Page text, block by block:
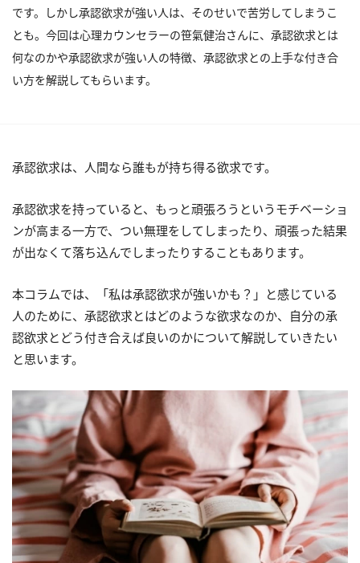
です。しかし承認欲求が強い人は、そのせいで苦労してしまうこ
とも。今回は心理カウンセラーの笹氣健治さんに、承認欲求とは
何なのかや承認欲求が強い人の特徴、承認欲求との上手な付き合
い方を解説してもらいます。
承認欲求は、人間なら誰もが持ち得る欲求です。
承認欲求を持っていると、もっと頑張ろうというモチベーショ
ンが高まる一方で、つい無理をしてしまったり、頑張った結果
が出なくて落ち込んでしまったりすることもあります。
本コラムでは、「私は承認欲求が強いかも？」と感じている
人のために、承認欲求とはどのような欲求なのか、自分の承
認欲求とどう付き合えば良いのかについて解説していきたい
と思います。